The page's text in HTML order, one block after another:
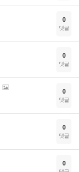
0
댓글
0
댓글
0
댓글
0
댓글
0